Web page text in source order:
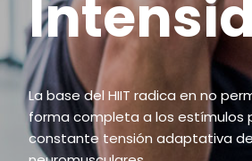
La base del HIIT radica en no
forma completa a los estímulos
constante tensión adaptativa